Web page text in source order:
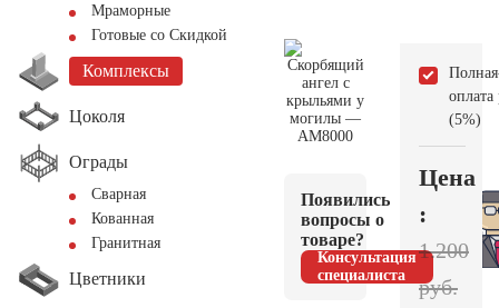
Мраморные
Готовые со Скидкой
Комплексы
Цоколя
Ограды
Сварная
Кованная
Гранитная
Цветники
Появились
вопросы о
товаре?
Консультация
специалиста
Полная
оплата
(5%)
Цена
:
1.200
руб.